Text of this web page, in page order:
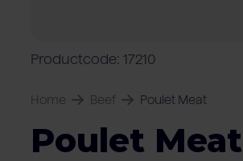
Keurmerken & certificaten
Productcode: 17210
Home Beef Poulet Meat
Poulet Meat